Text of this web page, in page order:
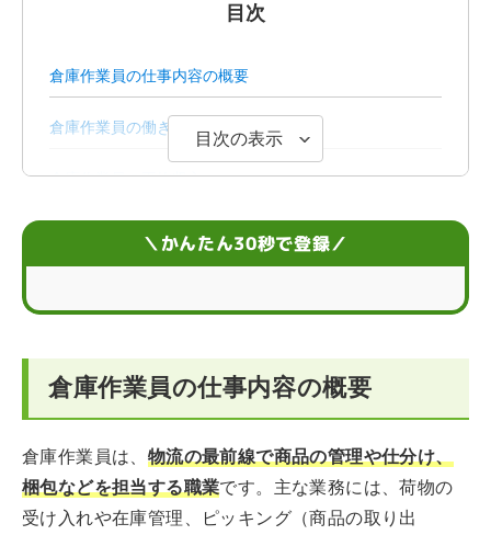
目次
倉庫作業員の仕事内容の概要
倉庫作業員の働き方
倉庫作業員の平均収入
就職・転職する前に必要な準備
倉庫作業員の仕事内容に関するまとめ
目次の表示
＼かんたん30秒で登録／
倉庫作業員の仕事内容の概要
倉庫作業員は、 物流の最前線で商品の管理や仕分け、
梱包などを担当する職業です。主な業務には、荷物の
受け入れや在庫管理、ピッキング（商品の取り出